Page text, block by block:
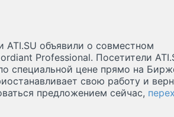
ATI.SU объявили о совместном
Professional. Посетители
специальной цене прямо на
свою работу и
предложением сейчас,